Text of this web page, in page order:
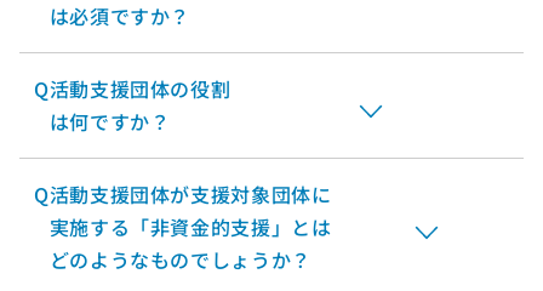
は必須ですか？
Q活動支援団体の役割
は何ですか？
Q活動支援団体が支援対象団体に
実施する「非資金的支援」とは
どのようなものでしょうか？